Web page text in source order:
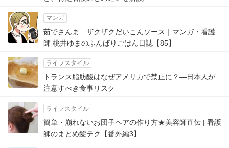
マンガ
茹でさんま ザクザクだいこんソース｜マンガ・看護
師 桃井ゆまのふんばりごはん日誌【85】
ライフスタイル
トランス脂肪酸はなぜアメリカで禁止に？―日本人が
注意すべき食事リスク
ライフスタイル
簡単・崩れないお団子ヘアの作り方★美容師直伝 | 看護
師のまとめ髪テク【番外編3】